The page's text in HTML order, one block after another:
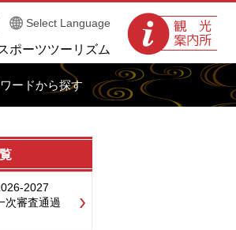
観光案内所
Select Language
ポーツツーリズム
ードから探す
2027
審査通過